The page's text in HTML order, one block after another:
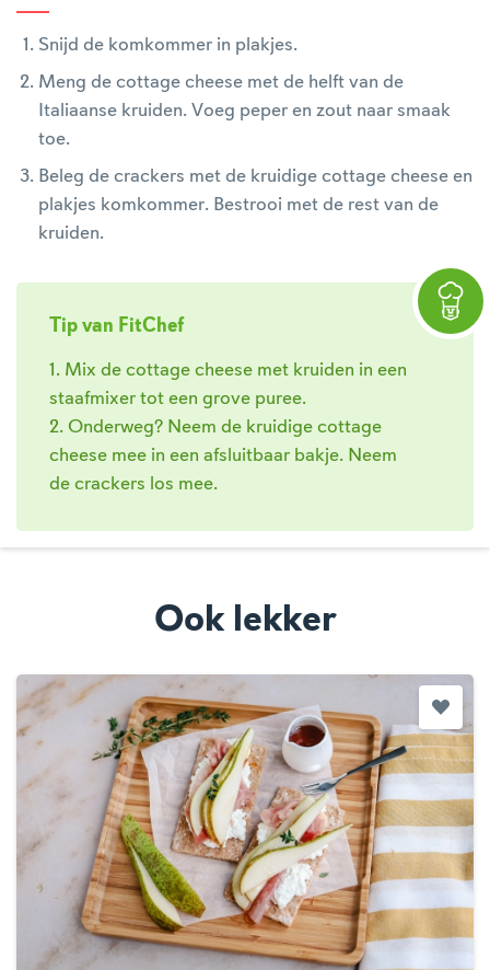
Snijd de komkommer in plakjes.
Meng de cottage cheese met de helft van de
Italiaanse kruiden. Voeg peper en zout naar smaak
toe.
Beleg de crackers met de kruidige cottage cheese en
plakjes komkommer. Bestrooi met de rest van de
kruiden.
Tip van FitChef
1. Mix de cottage cheese met kruiden in een
staafmixer tot een grove puree.
2. Onderweg? Neem de kruidige cottage
cheese mee in een afsluitbaar bakje. Neem
de crackers los mee.
Ook lekker